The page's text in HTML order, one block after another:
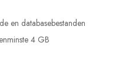
en databasebestanden
4 GB